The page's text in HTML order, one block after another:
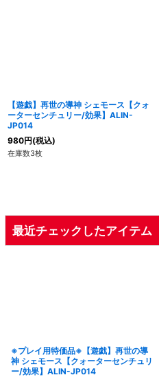
【遊戯】再世の導神 シェモース【クォ
ーターセンチュリー/効果】ALIN-
JP014
980円(税込)
在庫数3枚
最近チェックしたアイテム
※プレイ用特価品※【遊戯】再世の導
神 シェモース【クォーターセンチュリ
ー/効果】ALIN-JP014